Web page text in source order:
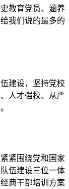
教育党员、涵养
我们说的最多的
建设，坚持党校
人才强校、从严
紧围绕党和国家
伍建设三位一体
典干部培训方案